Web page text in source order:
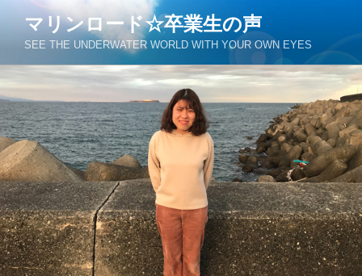
ン
ツ
へ
ス
キ
ッ
プ
マリンロード☆卒業生の声
SEE THE UNDERWATER WORLD WITH YOUR OWN EYES